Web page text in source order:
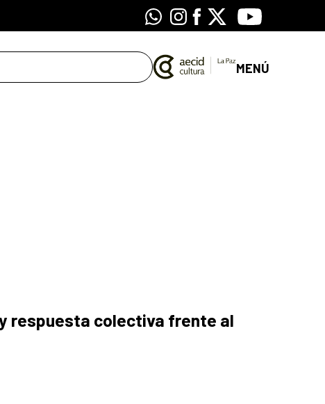
WhatsappInstagram
Facebook
X Youtube
MENÚ
respuesta colectiva frente al